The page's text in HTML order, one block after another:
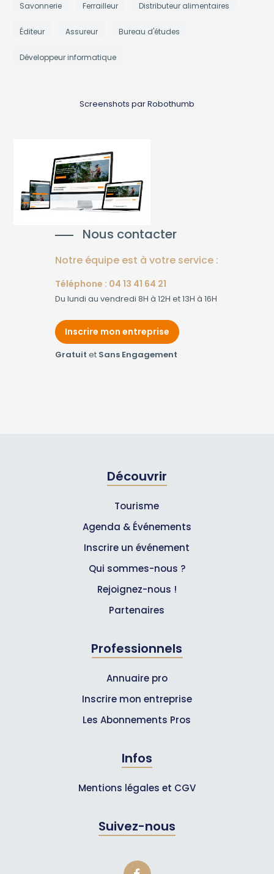
Savonnerie Ferrailleur Distributeur alimentaires
Éditeur Assureur Bureau d'études
Développeur informatique
Screenshots par Robothumb
Nous contacter
Notre équipe est à votre service :
Téléphone : 04 13 41 64 21
Du lundi au vendredi 8H à 12H et 13H à 16H
Inscrire mon entreprise
Gratuit et Sans Engagement
Découvrir
Tourisme
Agenda & Événements
Inscrire un événement
Qui sommes-nous ?
Rejoignez-nous !
Partenaires
Professionnels
Annuaire pro
Inscrire mon entreprise
Les Abonnements Pros
Infos
Mentions légales et CGV
Suivez-nous